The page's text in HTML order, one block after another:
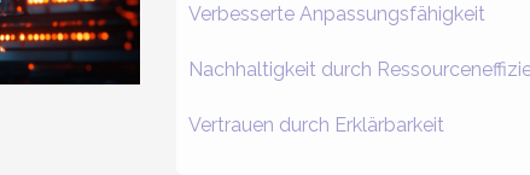
Verbesserte Anpassungsfähigkeit
Nachhaltigkeit durch
Vertrauen durch Erklärbarkeit